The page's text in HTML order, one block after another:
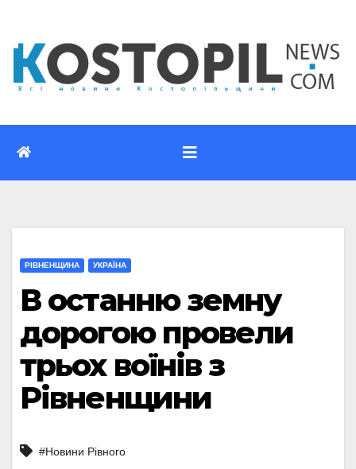
вмісту
РІВНЕНЩИНА УКРАЇНА
В останню земну
дорогою провели
трьох воїнів з
Рівненщини
#Новини Рівного